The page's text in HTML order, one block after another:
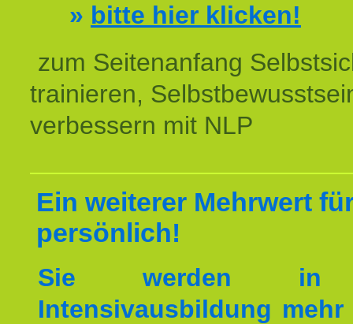
» bitte hier klicken!
zum Seitenanfang
trainieren,
verbessern mit NLP
Ein weiterer Mehrwert
persönlich!
Sie werden in
Intensivausbildung